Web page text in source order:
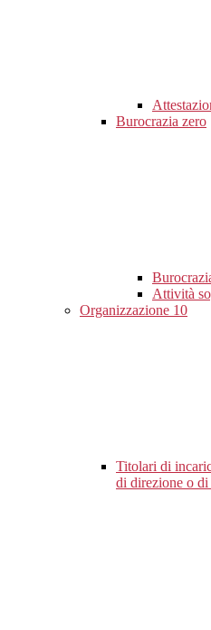
Burocrazia zero
Attività
Organizzazione 10
Titolari di
di direzione o